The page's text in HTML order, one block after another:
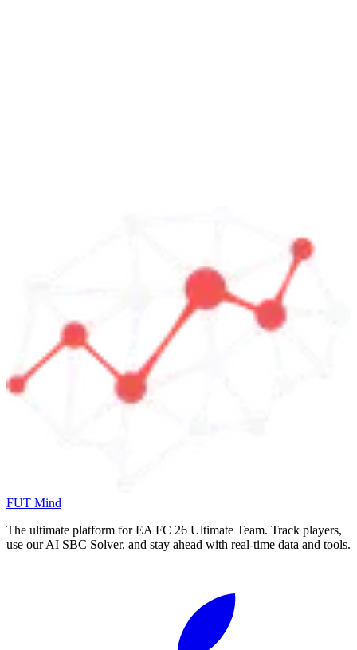
FUT Mind
The ultimate platform for EA FC 26 Ultimate Team. Track players,
use our AI SBC Solver, and stay ahead with real-time data and tools.